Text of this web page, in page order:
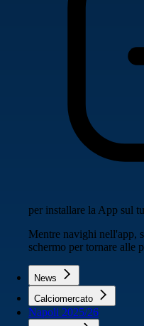
per installare la App sul
Mentre navighi nell'app,
schermo per tornare alle
News
Calciomercato
Napoli 2025/26